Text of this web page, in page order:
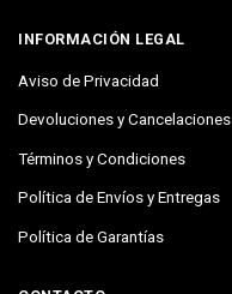
INFORMACIÓN LEGAL
Aviso de Privacidad
Devoluciones y Cancelaciones
Términos y Condiciones
Política de Envíos y Entregas
Política de Garantías